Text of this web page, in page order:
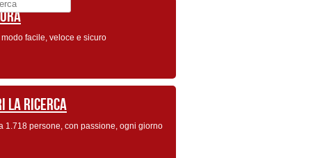
modo facile, veloce e sicuro
LA RICERCA
1.718 persone, con passione, ogni giorno